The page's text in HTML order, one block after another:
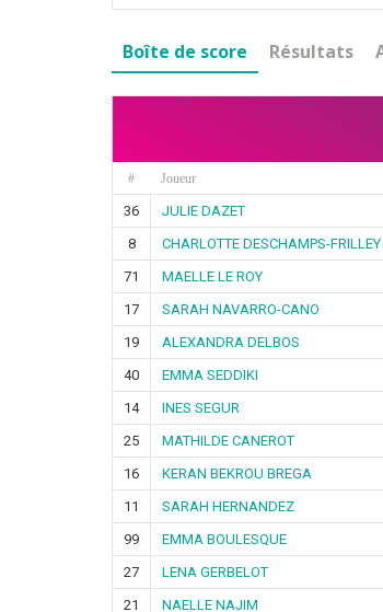
Boîte de score Résultats
# Joueur
36 JULIE DAZET
8
CHARLOTTE DESCHAMPS-FRILLEY
71
MAELLE LE ROY
17
SARAH NAVARRO-CANO
19
ALEXANDRA DELBOS
40
EMMA SEDDIKI
14
INES SEGUR
25
MATHILDE CANEROT
16
KERAN BEKROU BREGA
11
SARAH HERNANDEZ
99
EMMA BOULESQUE
27
LENA GERBELOT
21
NAELLE NAJIM